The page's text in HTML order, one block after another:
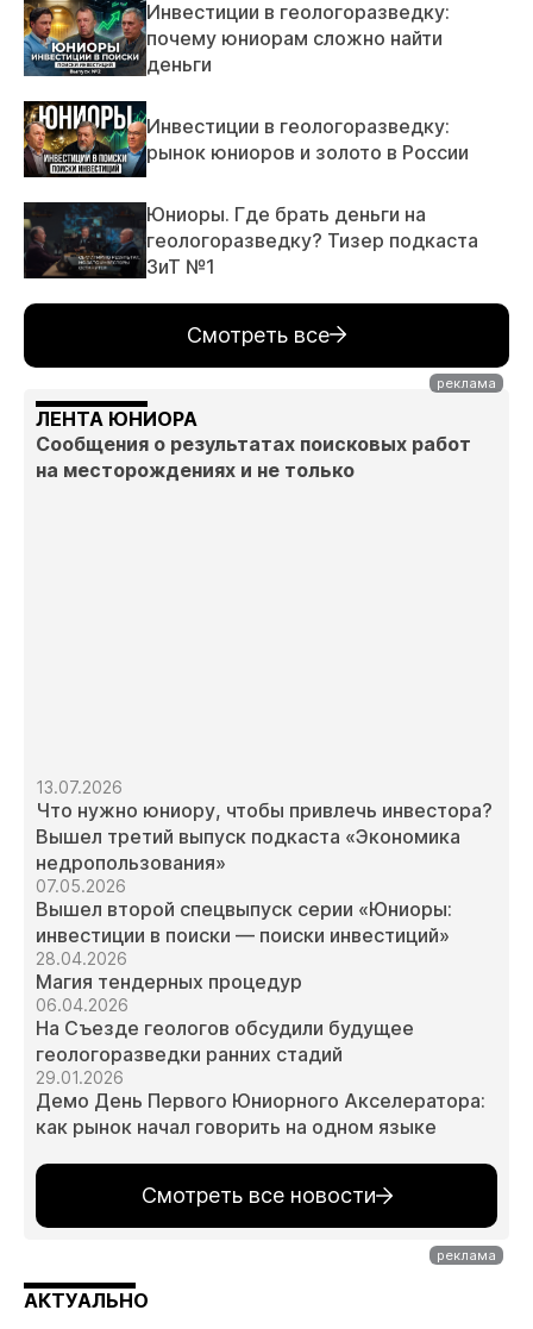
Инвестиции в геологоразведку:
почему юниорам сложно найти
деньги
Инвестиции в геологоразведку:
рынок юниоров и золото в России
Юниоры. Где брать деньги на
геологоразведку? Тизер подкаста
ЗиТ №1
Смотреть все
ЛЕНТА ЮНИОРА
Сообщения о результатах поисковых работ
на месторождениях и не только
13.07.2026
Что нужно юниору, чтобы привлечь инвестора?
Вышел третий выпуск подкаста «Экономика
недропользования»
07.05.2026
Вышел второй спецвыпуск серии «Юниоры:
инвестиции в поиски — поиски инвестиций»
28.04.2026
Магия тендерных процедур
06.04.2026
На Съезде геологов обсудили будущее
геологоразведки ранних стадий
29.01.2026
Демо День Первого Юниорного Акселератора:
как рынок начал говорить на одном языке
Смотреть все новости
АКТУАЛЬНО